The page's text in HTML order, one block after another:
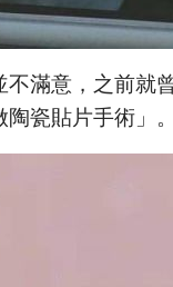
滿意，之前就
瓷貼片手術」。